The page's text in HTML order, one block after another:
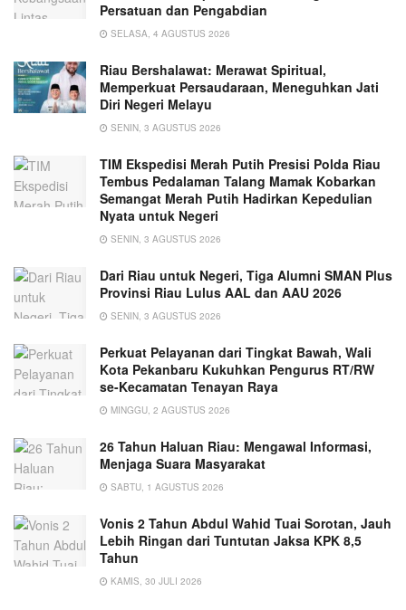
Persatuan dan Pengabdian
SELASA, 4 AGUSTUS 2026
Riau Bershalawat: Merawat Spiritual,
Memperkuat Persaudaraan, Meneguhkan Jati
Diri Negeri Melayu
SENIN, 3 AGUSTUS 2026
TIM Ekspedisi Merah Putih Presisi Polda Riau
Tembus Pedalaman Talang Mamak Kobarkan
Semangat Merah Putih Hadirkan Kepedulian
Nyata untuk Negeri
SENIN, 3 AGUSTUS 2026
Dari Riau untuk Negeri, Tiga Alumni SMAN Plus
Provinsi Riau Lulus AAL dan AAU 2026
SENIN, 3 AGUSTUS 2026
Perkuat Pelayanan dari Tingkat Bawah, Wali
Kota Pekanbaru Kukuhkan Pengurus RT/RW
se-Kecamatan Tenayan Raya
MINGGU, 2 AGUSTUS 2026
26 Tahun Haluan Riau: Mengawal Informasi,
Menjaga Suara Masyarakat
SABTU, 1 AGUSTUS 2026
Vonis 2 Tahun Abdul Wahid Tuai Sorotan, Jauh
Lebih Ringan dari Tuntutan Jaksa KPK 8,5
Tahun
KAMIS, 30 JULI 2026